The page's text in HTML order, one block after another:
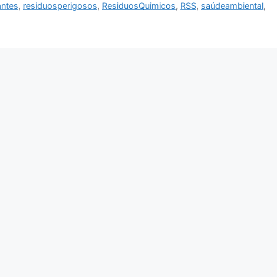
, residuosperigosos, ResiduosQuimicos, RSS, saúdeambiental,